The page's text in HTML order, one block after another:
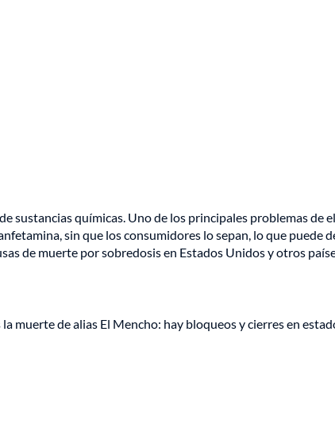
sustancias químicas. Uno de los principales problemas de
sin que los consumidores lo sepan, lo que puede
de muerte por sobredosis en Estados Unidos y otros
muerte de alias El Mencho: hay bloqueos y cierres en